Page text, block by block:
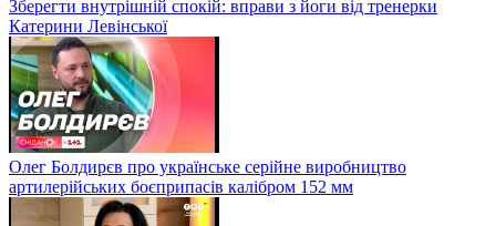
Зберегти внутрішній спокій: вправи з йоги від тренерки
Катерини Левінської
Олег Болдирєв про українське серійне виробництво
артилерійських боєприпасів калібром 152 мм